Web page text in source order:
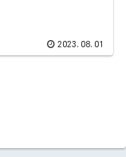
2023.08.01